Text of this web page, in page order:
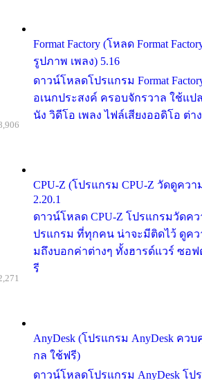
Format Factory (โหลด Format
รูปภาพ เพลง) 5.16
ดาวน์โหลดโปรแกรม Format
อเนกประสงค์ ครอบจักรวาล ใช้แ
นัง วิดีโอ เพลง ไฟล์เสียงออดิโอ ต่า
CPU-Z (โปรแกรม CPU-Z วัดดูควา
2.20.1
ดาวน์โหลด CPU-Z โปรแกรมวัดคว
ปรแกรม ที่ทุกคน น่าจะมีติดไว้ ดูคว
มถึงบอกค่าต่างๆ ทั้งฮารด์แวร์ ซอฟ
รี
AnyDesk (โปรแกรม AnyDesk คว
กล ใช้ฟรี)
ดาวน์โหลดโปรแกรม AnyDesk โ